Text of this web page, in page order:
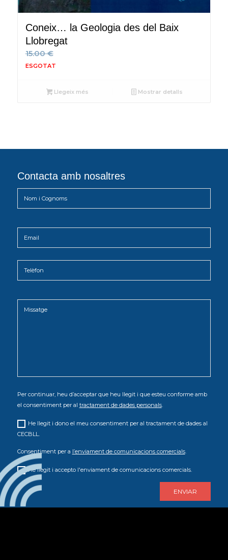
Coneix… la Geologia des del Baix
Llobregat
15.00€
Llegeix més Mostrar detalls
Contacta amb nosaltres
Per continuar, heu d’acceptar que heu llegit i que esteu conforme amb
el consentiment per al tractament de dades personals.
He llegit i dono el meu consentiment per al tractament de dades al
CECBLL.
Consentiment per a l’enviament de comunicacions comercials.
He llegit i accepto l'enviament de comunicacions comercials.